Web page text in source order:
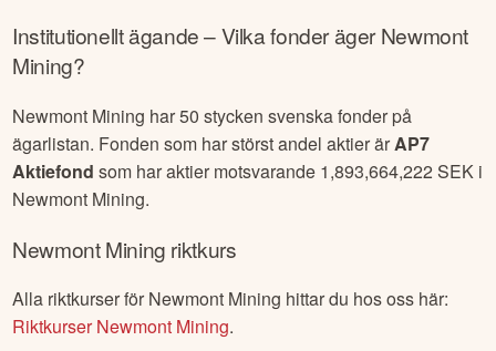
Institutionellt ägande – Vilka fonder ägerNewmont
Mining?
Newmont Mining har50 stycken svenska fonder på
ägarlistan. Fonden som har störst andel aktier ärAP7
Aktiefond som har aktier motsvarande 1,893,664,222 SEK i
Newmont Mining.
Newmont Mining riktkurs
Alla riktkurser för Newmont Mining hittar du hos oss här:
RiktkurserNewmont Mining.